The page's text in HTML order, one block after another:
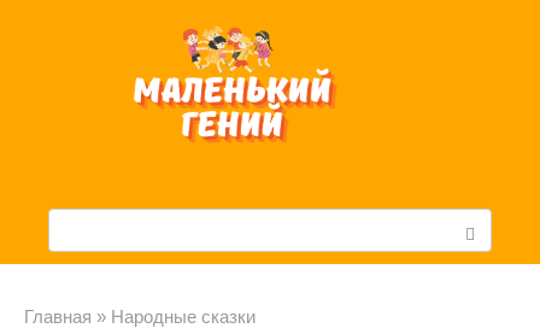
Главная » Народные сказки